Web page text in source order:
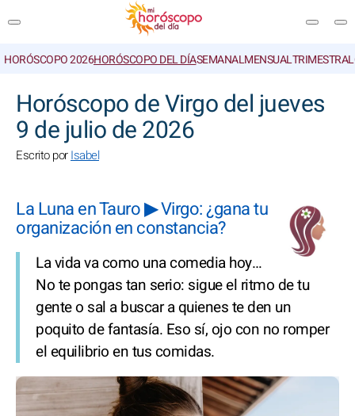
HORÓSCOPO 2026HORÓSCOPO DEL DÍASEMANALMENSUALTRIMESTRAL
Horóscopo de Virgo del jueves
9 de julio de 2026
Escrito porIsabel
La Luna en Tauro ▶ Virgo: ¿gana tu
organización en constancia?
La vida va como una comedia hoy…
No te pongas tan serio: sigue el ritmo de tu
gente o sal a buscar a quienes te den un
poquito de fantasía. Eso sí, ojo con no romper
el equilibrio en tus comidas.